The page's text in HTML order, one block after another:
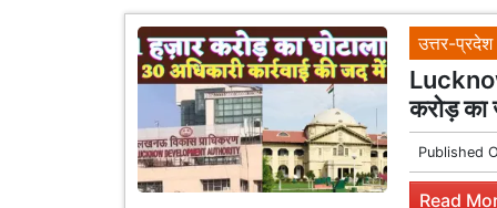
उत्तर-प्रदेश
करोड़ का
Published
Read